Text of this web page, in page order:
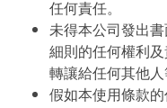
任何責任。
未得本公司發出
細則的任何權利
轉讓給任何其他人
假如本使用條款